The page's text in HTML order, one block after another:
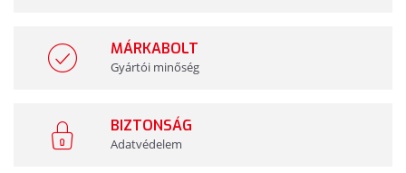
MÁRKABOLT
Gyártói minőség
BIZTONSÁG
Adatvédelem